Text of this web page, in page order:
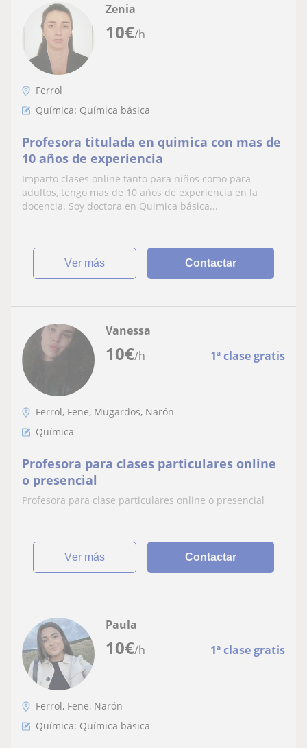
10€/h
Zenia
Ferrol
Química: Química básica
Profesora titulada en quimica con mas de
10 años de experiencia
Imparto clases online tanto para niños como para
adultos, tengo mas de 10 años de experiencia en la
docencia. Soy doctora en Quimica básica...
ver más Contactar
10€/h 1ª clase gratis
Vanessa
Ferrol, Fene, Mugardos, Narón
Química
Profesora para clases particulares online
o presencial
Profesora para clase particulares online o presencial
ver más Contactar
10€/h 1ª clase gratis
Paula
Ferrol, Fene, Narón
Química: Química básica